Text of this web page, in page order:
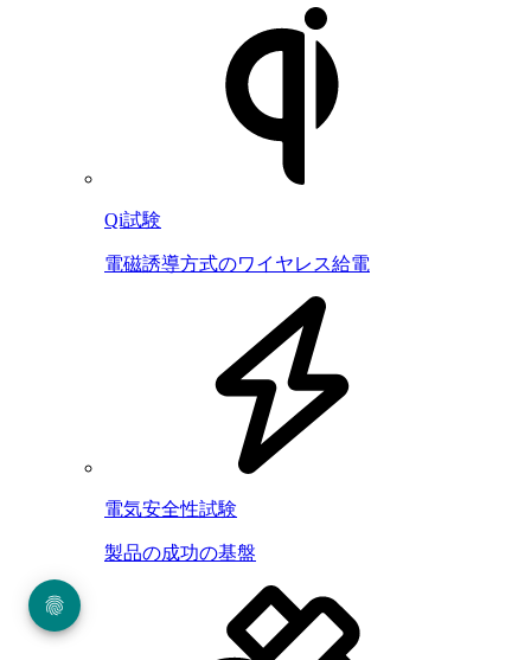
Qi試験
電磁誘導方式のワイヤレス給電
電気安全性試験
製品の成功の基盤